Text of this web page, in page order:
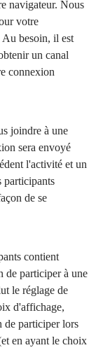
navigateur. Nous
votre
besoin, il est
un canal
connexion
joindre à une
sera envoyé
l'activité et un
participants
de se
contient
de participer à une
le réglage de
d'affichage,
de participer lors
en ayant le choix